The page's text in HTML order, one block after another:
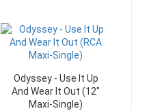
Odyssey - Use It Up
And Wear It Out (12"
Maxi-Single)